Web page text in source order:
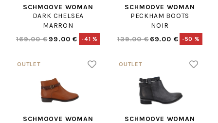
SCHMOOVE WOMAN
DARK CHELSEA
MARRON
169.00 € 99.00 € -41 %
SCHMOOVE WOMAN
PECKHAM BOOTS
NOIR
139.00 €69.00 € -50 %
SCHMOOVE WOMAN
SCHMOOVE WOMAN